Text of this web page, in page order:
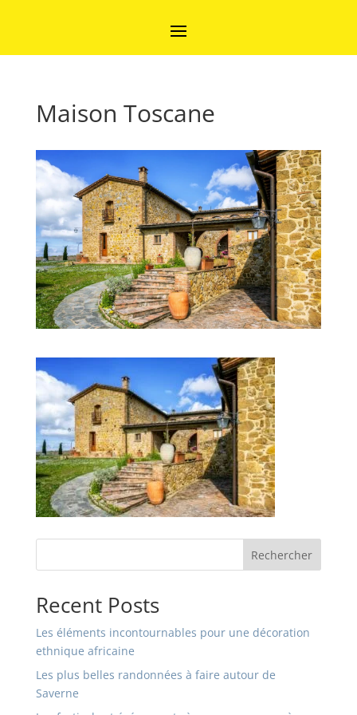
Maison Toscane
Rechercher
Recent Posts
Les éléments incontournables pour une décoration
ethnique africaine
Les plus belles randonnées à faire autour de
Saverne